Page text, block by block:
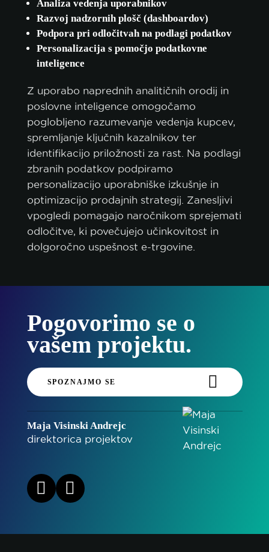
Analiza vedenja uporabnikov
Razvoj nadzornih plošč (dashboardov)
Podpora pri odločitvah na podlagi podatkov
Personalizacija s pomočjo podatkovne
inteligence
Z uporabo naprednih analitičnih orodij in
poslovne inteligence omogočamo
poglobljeno razumevanje vedenja kupcev,
spremljanje ključnih kazalnikov ter
identifikacijo priložnosti za rast. Na podlagi
zbranih podatkov podpiramo
personalizacijo uporabniške izkušnje in
optimizacijo prodajnih strategij. Zanesljivi
vpogledi pomagajo naročnikom sprejemati
odločitve, ki povečujejo učinkovitost in
dolgoročno uspešnost e-trgovine.
Pogovorimo se o
vašem projektu.
SPOZNAJMO SE
Maja Visinski Andrejc
direktorica projektov